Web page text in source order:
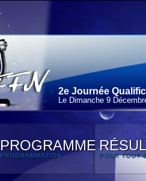
2e Journée
Le Dimanche 9
PROGRAMME
PROGRAMMATION POUR TOUT